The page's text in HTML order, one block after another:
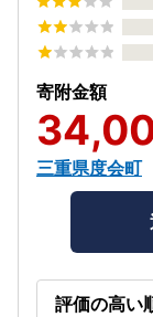
寄附金額
三重県度会町
評価の高い